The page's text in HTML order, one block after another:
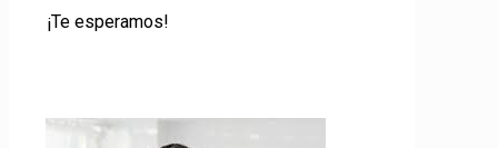
¡Te esperamos!